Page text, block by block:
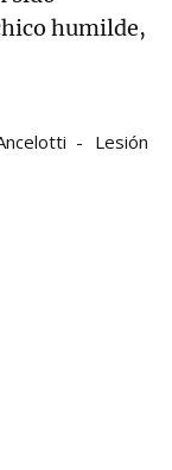
humilde,
Lesión